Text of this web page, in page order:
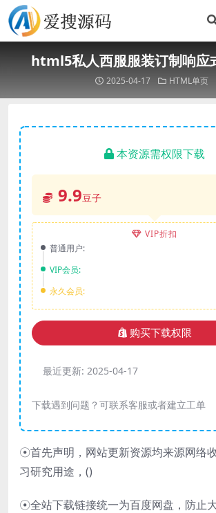
html5私人西服服装订制响应
2025-04-17 HTML单页
本资源需权限下载
9.9豆子
VIP折扣
普通用户:
VIP会员:
永久会员:
购买下载权限
最近更新: 2025-04-17
下载遇到问题？可联系客服或者建立工单
☉首先声明，网站更新资源均来源网络
习研究用途，()
☉全站下载链接统一为百度网盘，防止大